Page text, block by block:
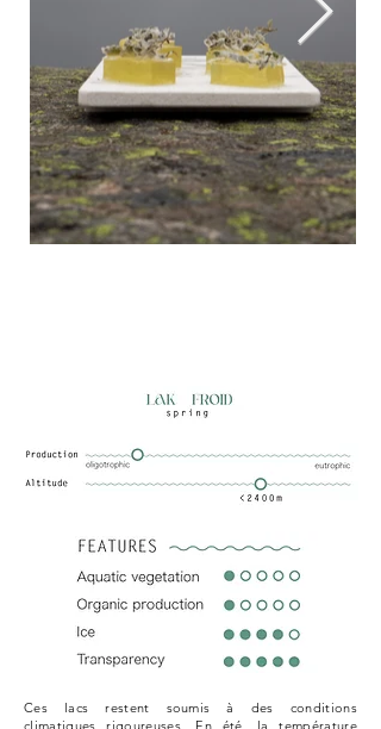
Ces lacs restent soumis à des conditions
climatiques rigoureuses. En été, la température